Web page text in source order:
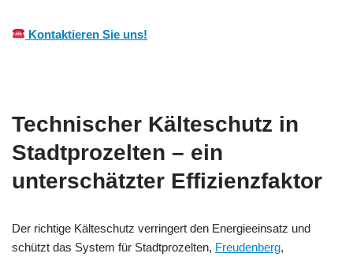
Kontaktieren Sie uns!
Technischer Kälteschutz in
Stadtprozelten – ein
unterschätzter Effizienzfaktor
Der richtige Kälteschutz verringert den Energieeinsatz und
schützt das System für Stadtprozelten, Freudenberg,